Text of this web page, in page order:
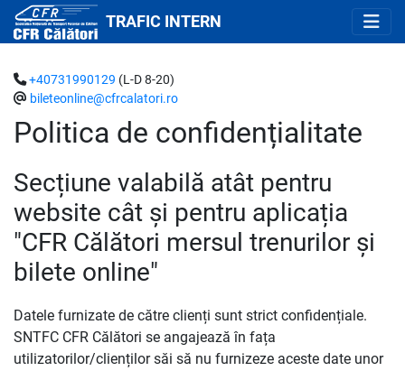
TRAFIC INTERN
Politica de confidențialitate
+40731990129 (L-D 8-20)
bileteonline@cfrcalatori.ro
Secțiune valabilă atât pentru
website cât și pentru aplicația
"CFR Călători mersul trenurilor și
bilete online"
Datele furnizate de către clienți sunt strict confidențiale.
SNTFC CFR Călători se angajează în fața
utilizatorilor/clienților săi să nu furnizeze aceste date unor